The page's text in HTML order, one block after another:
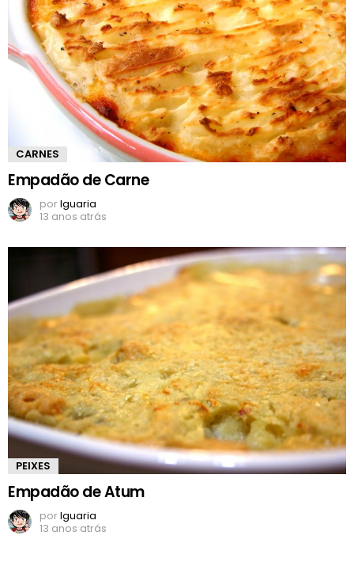
CARNES
Empadão de Carne
porIguaria
13 anos atrás
PEIXES
Empadão de Atum
porIguaria
13 anos atrás